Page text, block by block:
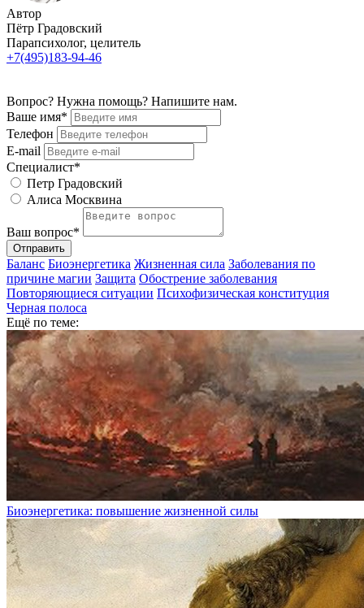
Автор
Пётр Градовский
Парапсихолог, целитель
+7(495)183-94-46
Вопрос? Нужна помощь? Напишите нам.
Ваше имя*
Телефон
E-mail
Специалист*
Петр Градовский
Алиса Москвина
Ваш вопрос*
Отправить
Баланс Биоэнергетика Жизненная сила Заболевания по
причине магии Защита Обострение заболевания
Повторяющиеся ситуации Психофизическая конституция
Черная полоса
Ещё по теме:
Биоэнергетика: повышение жизненной силы